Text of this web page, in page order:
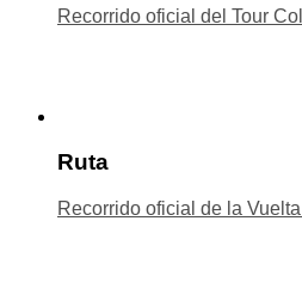
Recorrido oficial del Tour
Ruta
Recorrido oficial de la